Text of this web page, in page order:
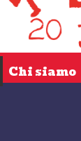
Chi siamo